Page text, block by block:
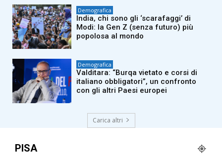
Demografica
India, chi sono gli ‘scarafaggi’ di
Modi: la Gen Z (senza futuro) più
popolosa al mondo
Demografica
Valditara: “Burqa vietato e corsi di
italiano obbligatori”, un confronto
con gli altri Paesi europei
Carica altri
PISA